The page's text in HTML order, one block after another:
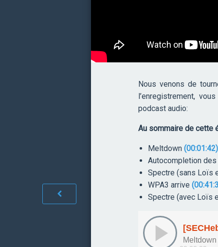
Nous venons de
l’enregistrement,
podcast audio:
Au sommaire de cette
Meltdown (00:01:42)
Autocompletion des
Spectre (sans Loïs
WPA3 arrive
Spectre (avec Loïs